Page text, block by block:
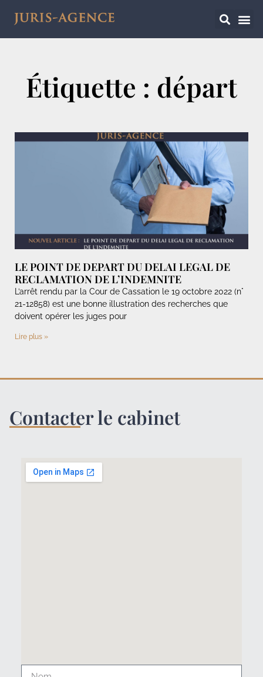
Étiquette : départ
LE POINT DE DEPART DU DELAI LEGAL DE
RECLAMATION DE L’INDEMNITE
L’arrêt rendu par la Cour de Cassation le 19 octobre 2022 (n°
21-12858) est une bonne illustration des recherches que
doivent opérer les juges pour
Lire plus »
Contacter le cabinet